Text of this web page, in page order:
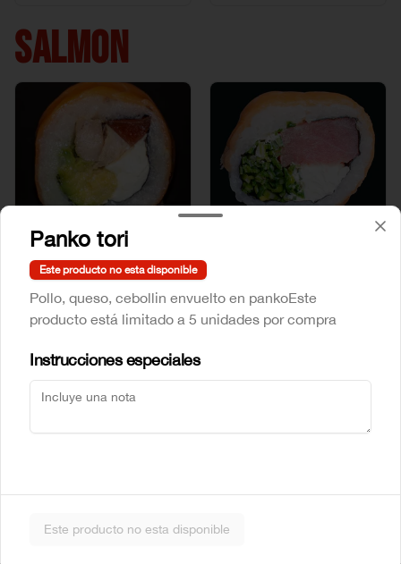
SALMON
Mr Sake
$5.990 $6.990
Panko tori
Este producto no esta disponible
Pollo, queso, cebollin envuelto en pankoEste
producto está limitado a 5 unidades por compra
Instrucciones especiales
Este producto no esta disponible